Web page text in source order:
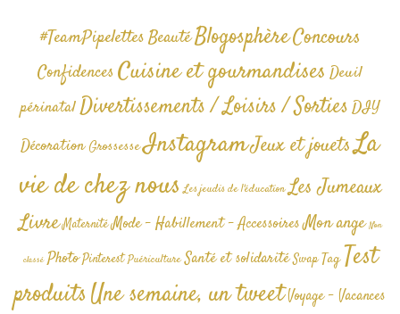
#TeamPipelettesBeautéBlogosphèreConcours
Confidences Cuisine et gourmandises Deuil
périnatalDivertissements / Loisirs / SortiesDIY
Décoration GrossesseInstagramJeux et jouetsLa
vie de chez nous Les jeudis de l'éducation Les Jumeaux
Livre Maternité Mode - Habillement - AccessoiresMon ange Non
classé Photo Pinterest Puériculture Santé et solidarité Swap TagTest
produitsUne semaine, un tweetVoyage - Vacances